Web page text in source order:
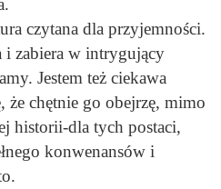
czytana dla przyjemności.
i zabiera w intrygujący
Jestem też ciekawa
że chętnie go obejrzę, mimo
historii-dla tych postaci,
konwenansów i